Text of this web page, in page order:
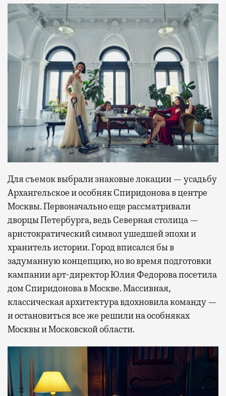
Для съемок выбрали знаковые локации — усадьбу
Архангельское и особняк Спиридонова в центре
Москвы. Первоначально еще рассматривали
дворцы Петербурга, ведь Северная столица —
аристократический символ ушедшей эпохи и
хранитель истории. Город вписался бы в
задуманную концепцию, но во время подготовки
кампании арт-директор Юлия Федорова посетила
дом Спиридонова в Москве. Массивная,
классическая архитектура вдохновила команду —
и остановиться все же решили на особняках
Москвы и Московской области.